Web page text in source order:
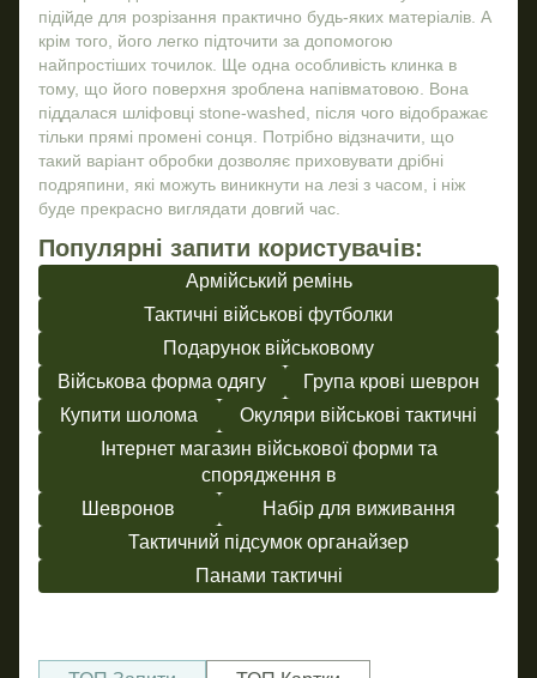
підійде для розрізання практично будь-яких матеріалів. А
крім того, його легко підточити за допомогою
найпростіших точилок. Ще одна особливість клинка в
тому, що його поверхня зроблена напівматовою. Вона
піддалася шліфовці stone-washed, після чого відображає
тільки прямі промені сонця. Потрібно відзначити, що
такий варіант обробки дозволяє приховувати дрібні
подряпини, які можуть виникнути на лезі з часом, і ніж
буде прекрасно виглядати довгий час.
Популярні запити користувачів:
Армійський ремінь
Тактичні військові футболки
Подарунок військовому
Військова форма одягу
Група крові шеврон
Купити шолома
Окуляри військові тактичні
Інтернет магазин військової форми та
спорядження в
Шевронов
Набір для виживання
Тактичний підсумок органайзер
Панами тактичні